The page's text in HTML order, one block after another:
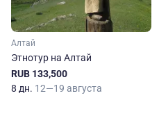
Алтай
Этнотур на Алтай
RUB 133,500
8 дн. 12—19 августа